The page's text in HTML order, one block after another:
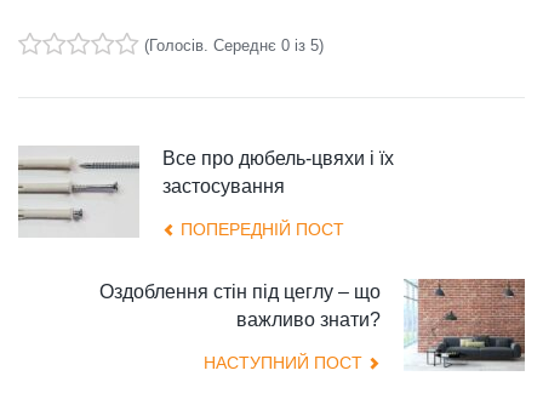
(Голосів . Середнє 0 із 5)
Все про дюбель-цвяхи і їх
застосування
ПОПЕРЕДНІЙ ПОСТ
Оздоблення стін під цеглу – що
важливо знати?
НАСТУПНИЙ ПОСТ